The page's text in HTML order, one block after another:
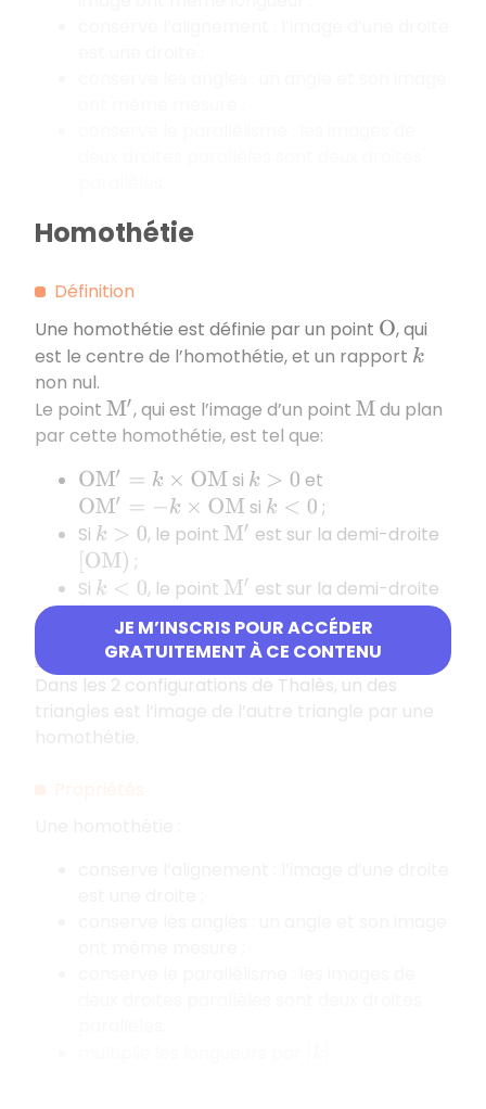
JE M’INSCRIS POUR ACCÉDER
GRATUITEMENT À CE CONTENU
Homothétie
Définition
Une homothétie est définie par un point O, qui
est le centre de l’homothétie, et un rapport k
non nul.
Le point M′ , qui est l’image d’un point M du plan
par cette homothétie, est tel que:
OM′= k× OM si k> 0
et
OM′= −k× OM si k< 0
;
Si k> 0 , le point M′ est sur la demi-droite
OM) ;
Si k< 0 , le point M′ est sur la demi-droite
) .
Exemple:
Dans les 2 configurations de Thalès, un des
triangles est l’image de l’autre triangle par une